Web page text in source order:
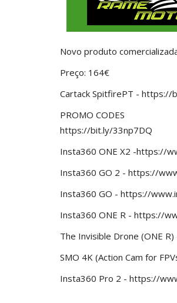
Novo produto
Preço: 164€
Cartack SpitfirePT - https://
PROMO CODES
https://bit.ly/33np7DQ
Insta360 ONE X2 -https://
Insta360 GO 2 - https://
Insta360 GO - https://
Insta360 ONE R - https://
The Invisible Drone (ONE
SMO 4K (Action Cam for
Insta360 Pro 2 - https://